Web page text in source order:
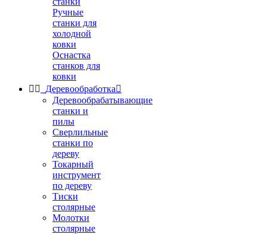
Ручные
станки для
холодной
ковки
Оснастка
станков для
ковки
  Деревообработка
Деревообрабатывающие
станки и
пилы
Сверлильные
станки по
дереву
Токарный
инструмент
по дереву
Тиски
столярные
Молотки
столярные